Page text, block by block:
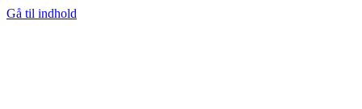
Gå til indhold